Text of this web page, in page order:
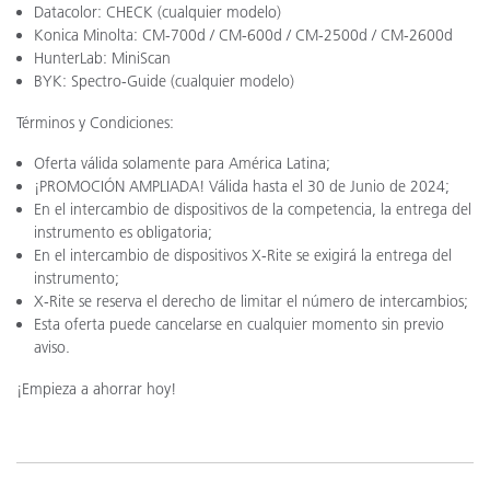
Datacolor: CHECK (cualquier modelo)
Konica Minolta: CM-700d / CM-600d / CM-2500d / CM-2600d
HunterLab: MiniScan
BYK: Spectro-Guide (cualquier modelo)
Términos y Condiciones:
Oferta válida solamente para América Latina;
¡PROMOCIÓN AMPLIADA! Válida hasta el 30 de Junio de 2024;
En el intercambio de dispositivos de la competencia, la entrega del
instrumento es obligatoria;
En el intercambio de dispositivos X-Rite se exigirá la entrega del
instrumento;
X-Rite se reserva el derecho de limitar el número de intercambios;
Esta oferta puede cancelarse en cualquier momento sin previo
aviso.
¡Empieza a ahorrar hoy!